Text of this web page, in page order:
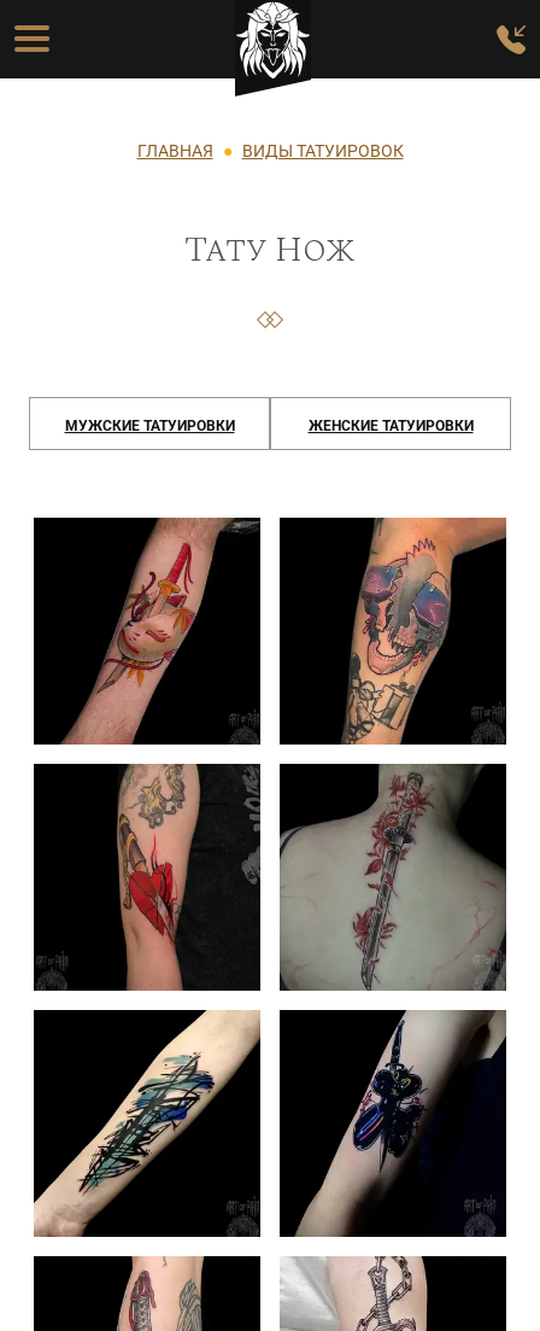
Перейти к основному содержанию
Основная навигация
Строка навигации
ГЛАВНАЯ ВИДЫ ТАТУИРОВОК
Тату Нож
МУЖСКИЕ ТАТУИРОВКИ ЖЕНСКИЕ ТАТУИРОВКИ